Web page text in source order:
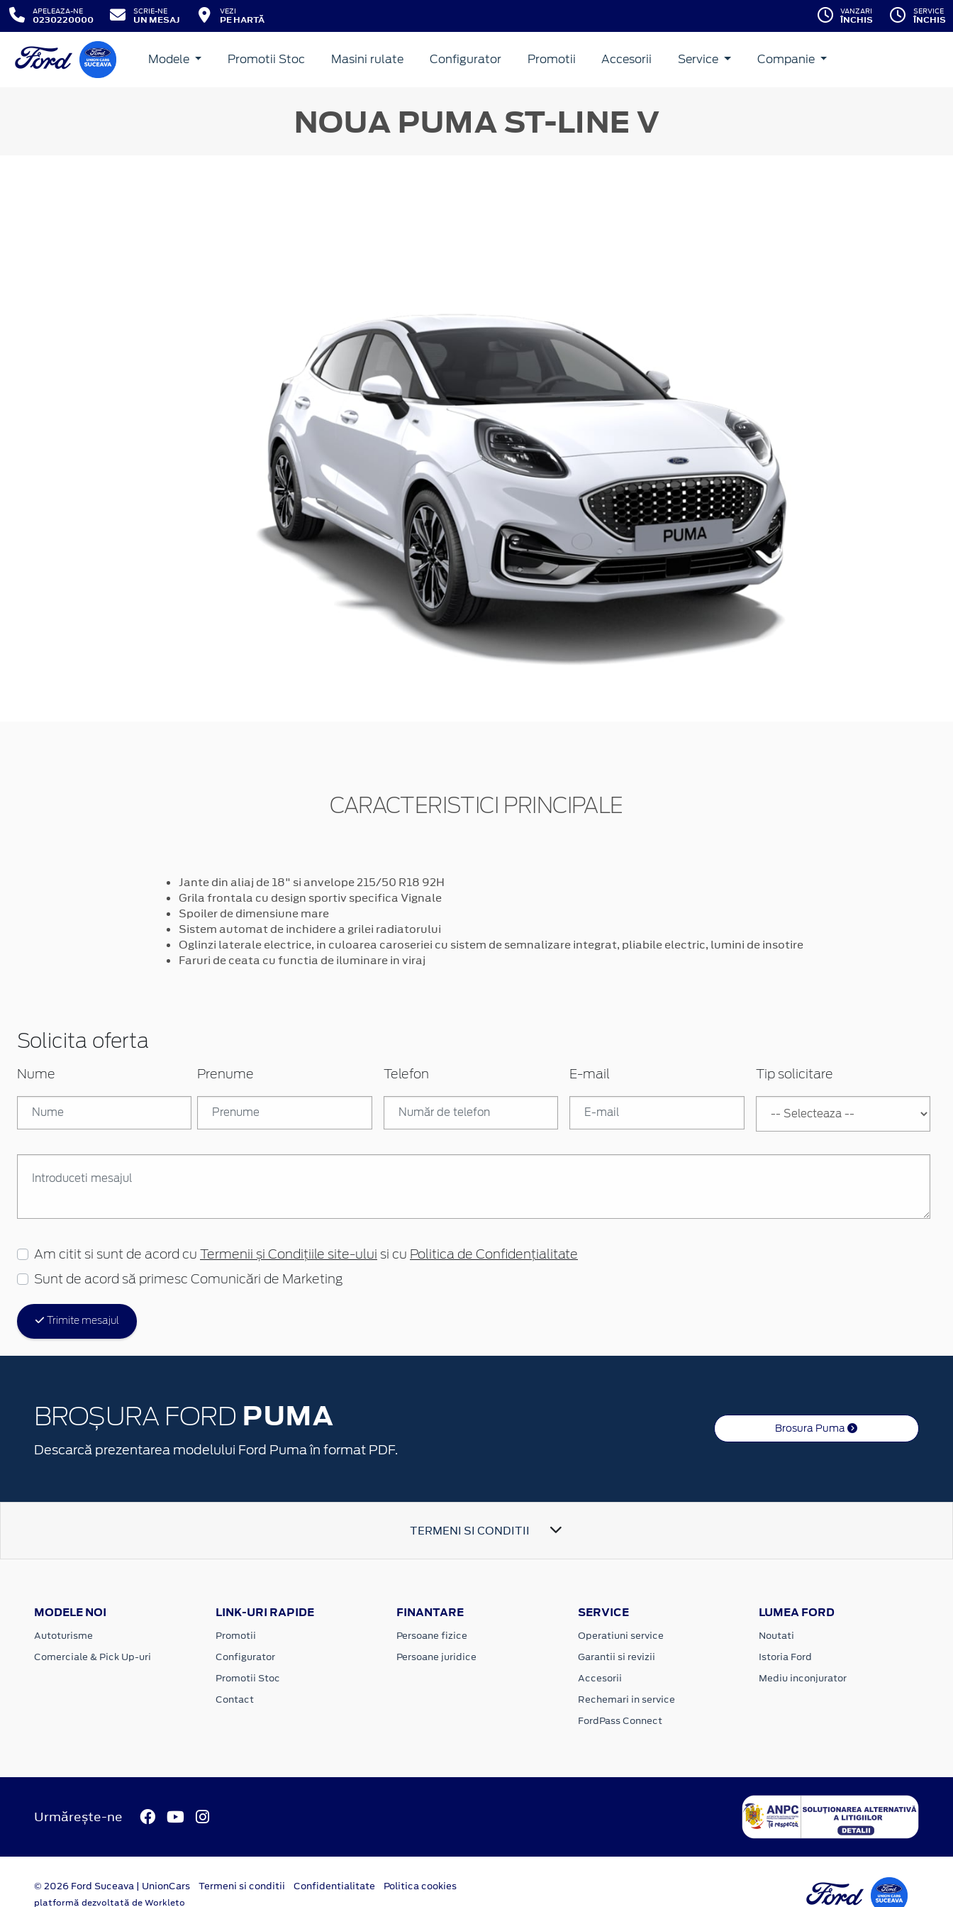
APELEAZA-NE
0230220000
SCRIE-NE
UN MESAJ
VEZI
PE HARTĂ
VANZARI
ÎNCHIS
SERVICE
ÎNCHIS
Modele Promotii Stoc Masini rulate Configurator Promotii Accesorii Service Companie
NOUA PUMAST-LINE V
CARACTERISTICI PRINCIPALE
Jante din aliaj de 18" si anvelope 215/50 R18 92H
Grila frontala cu design sportiv specifica Vignale
Spoiler de dimensiune mare
Sistem automat de inchidere a grilei radiatorului
Oglinzi laterale electrice, in culoarea caroseriei cu sistem de semnalizare integrat, pliabile electric, lumini de insotire
Faruri de ceata cu functia de iluminare in viraj
Solicita oferta
Nume Prenume Telefon E-mail Tip solicitare
Am citit si sunt de acord cu Termenii și Condițiile site-ului si cu Politica de Confidențialitate
Sunt de acord să primesc Comunicări de Marketing
Trimite mesajul
BROȘURA FORD PUMA
Descarcă prezentarea modelului Ford Puma în format PDF.
Brosura Puma
TERMENI SI CONDITII
MODELE NOI
Autoturisme
Comerciale & Pick Up-uri
LINK-URI RAPIDE
Promotii
Configurator
Promotii Stoc
Contact
FINANTARE
Persoane fizice
Persoane juridice
SERVICE
Operatiuni service
Garantii si revizii
Accesorii
Rechemari in service
FordPass Connect
LUMEA FORD
Noutati
Istoria Ford
Mediu inconjurator
Urmărește-ne
© 2026 Ford Suceava | UnionCars Termeni si conditii Confidentialitate Politica cookies
platformă dezvoltată de Workleto